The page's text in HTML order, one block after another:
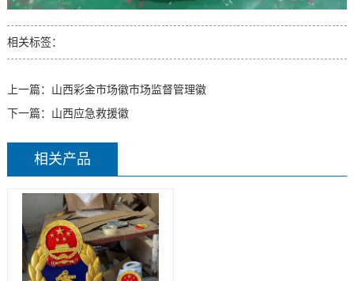
相关标签：
上一篇： 山西彩金市场徽市场监督管理徽
下一篇： 山西应急救援徽
相关产品